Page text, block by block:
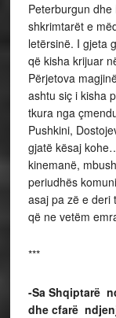
Peterburgun
shkrimtarët e
letërsinë. I gjeta
që kisha krijuar
Përjetova
ashtu siç i kisha
tkura nga
Pushkini,
gjatë kësaj
kinemanë,
periudhës
asaj pa zë e deri
që ne vetëm
***
-Sa Shqiptarë
dhe cfarë